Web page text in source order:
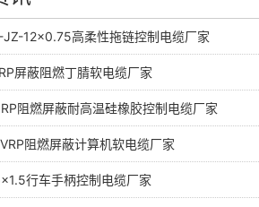
JZ-12×0.75高柔性拖链控制电缆厂家
屏蔽阻燃丁腈软电缆厂家
阻燃屏蔽耐高温硅橡胶控制电缆厂家
阻燃屏蔽计算机软电缆厂家
行车手柄控制电缆厂家